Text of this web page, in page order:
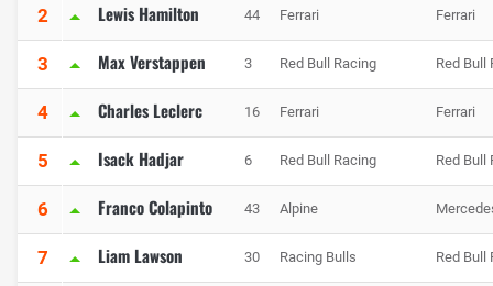
2 Lewis Hamilton 44 Ferrari Ferrari
3 Max Verstappen 3 Red Bull Racing Red Bull
4 Charles Leclerc 16 Ferrari Ferrari
5 Isack Hadjar 6 Red Bull Racing Red Bull
6 Franco Colapinto 43 Alpine
7 Liam Lawson 30 Racing Bulls Red Bull